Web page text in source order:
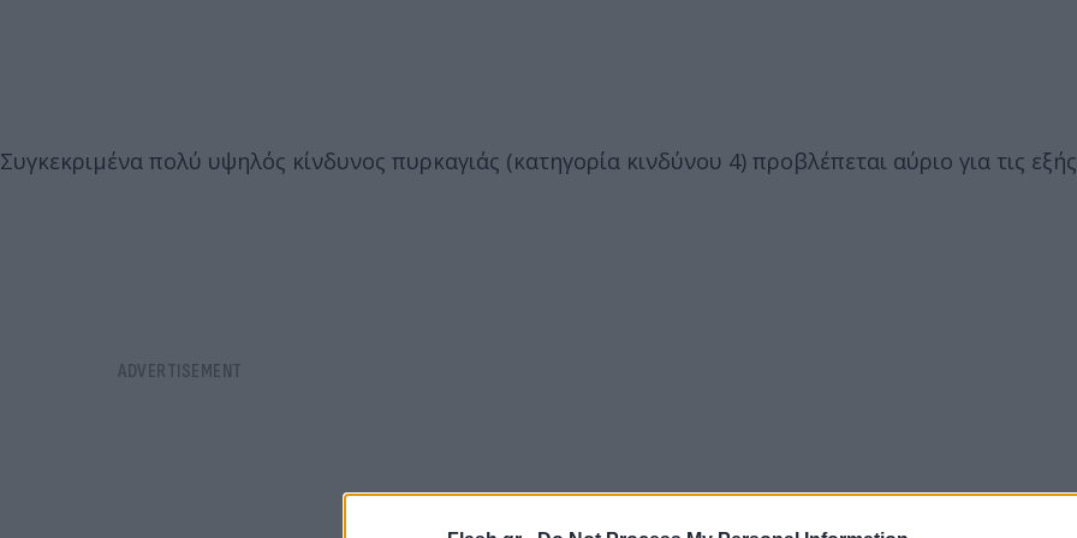
Συγκεκριμένα πολύ υψηλός κίνδυνος πυρκαγιάς (κατηγορία κινδύνου 4) προβλέπεται αύριο για τις